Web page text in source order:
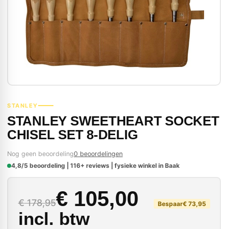
STANLEY
STANLEY SWEETHEART SOCKET
CHISEL SET 8-DELIG
Nog geen beoordeling0 beoordelingen
4,8/5 beoordeling | 116+ reviews | fysieke winkel in Baak
€178,95
Oorspronkelijke
€105,00
Huidige prijs is: €
incl. btw
Bespaar€73,95